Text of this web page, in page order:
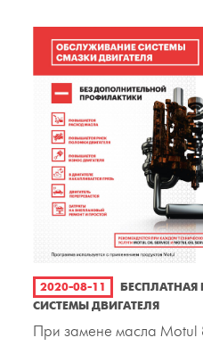
2020-08-11
СИСТЕМЫ ДВИГАТЕЛЯ
При замене масла